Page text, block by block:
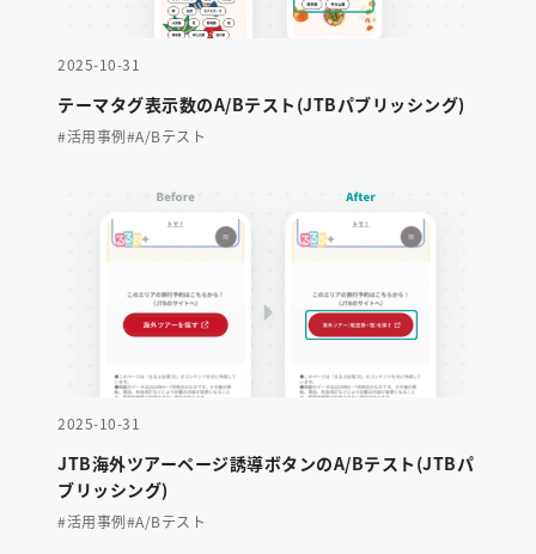
2025-10-31
テーマタグ表示数のA/Bテスト(JTBパブリッシング)
#活用事例#A/Bテスト
2025-10-31
JTB海外ツアーページ誘導ボタンのA/Bテスト(JTBパ
ブリッシング)
#活用事例#A/Bテスト